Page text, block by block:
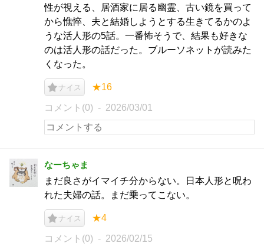
性が視える、居酒家に居る幽霊、古い鏡を買って
から憔悴、夫と結婚しようとする生きてるかのよ
うな活人形の5話。一番怖そうで、結果も好きな
のは活人形の話だった。ブルーソネットが読みた
くなった。
ナイス ★16
コメント(0) 2026/03/01
なーちゃま
まだ良さがイマイチ分からない。日本人形と呪わ
れた夫婦の話。まだ乗ってこない。
ナイス ★4
コメント(0) 2026/02/15